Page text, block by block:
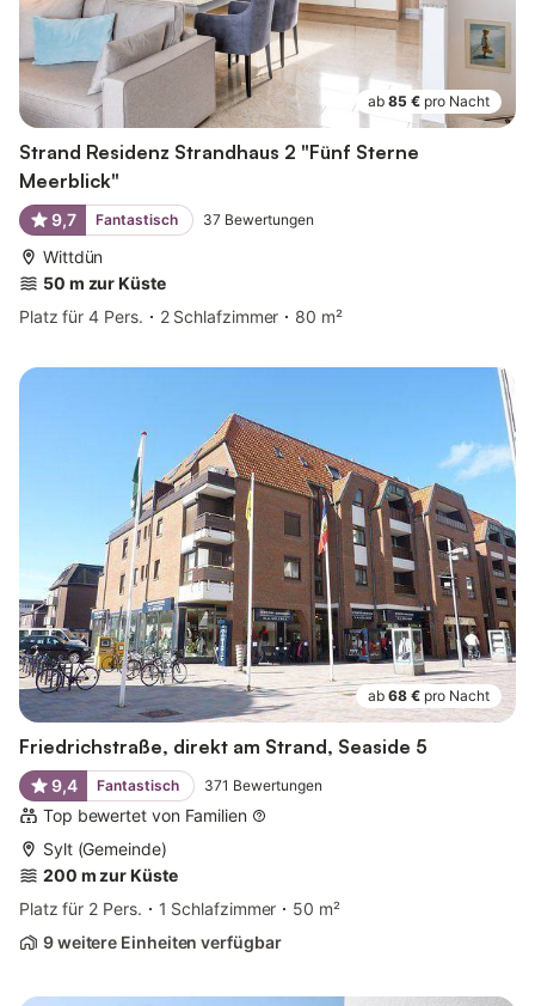
ab 85 € pro Nacht
Strand Residenz Strandhaus 2 "Fünf Sterne
Meerblick"
9,7 Fantastisch 37 Bewertungen
Wittdün
50 m zur Küste
Platz für 4 Pers.
2 Schlafzimmer 80 m²
ab 68 € pro Nacht
Friedrichstraße, direkt am Strand, Seaside 5
9,4 Fantastisch 371 Bewertungen
Top bewertet von Familien
Sylt (Gemeinde)
200 m zur Küste
Platz für 2 Pers.
1 Schlafzimmer
50 m²
9 weitere Einheiten verfügbar